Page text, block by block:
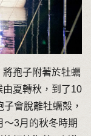
孢子附著於牡蠣
夏轉秋，到了10
會脫離牡蠣殻，
〜3月的秋冬時期